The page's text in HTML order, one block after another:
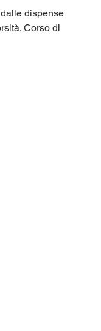
dispense
Corso di